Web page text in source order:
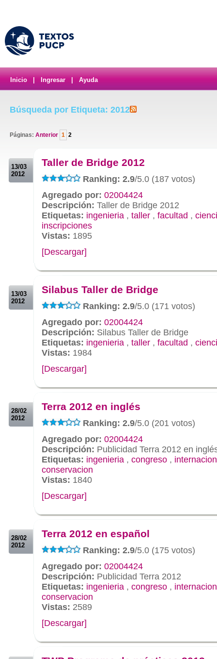
Inicio Ingresar Ayuda
Búsqueda por Etiqueta: 2012
Páginas: Anterior 1 2
13/03
2012
Taller de Bridge 2012
Ranking: 2.9/5.0 (187 votos)
Agregado por: 02004424
Descripción: Taller de Bridge 2012
Etiquetas: ingenieria , taller , facultad ,
inscripciones
Vistas: 1895
[Descargar]
13/03
2012
Silabus Taller de Bridge
Ranking: 2.9/5.0 (171 votos)
Agregado por: 02004424
Descripción: Silabus Taller de Bridge
Etiquetas: ingenieria , taller , facultad ,
Vistas: 1984
[Descargar]
28/02
2012
Terra 2012 en inglés
Ranking: 2.9/5.0 (201 votos)
Agregado por: 02004424
Descripción: Publicidad Terra 2012 en
Etiquetas: ingenieria , congreso ,
conservacion
Vistas: 1840
[Descargar]
28/02
2012
Terra 2012 en español
Ranking: 2.9/5.0 (175 votos)
Agregado por: 02004424
Descripción: Publicidad Terra 2012
Etiquetas: ingenieria , congreso ,
conservacion
Vistas: 2589
[Descargar]